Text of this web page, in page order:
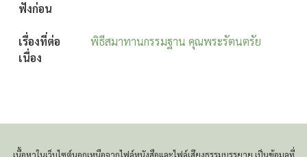
ฟังก่อน
เรื่องที่ต่อ
เนื่อง
พิธีสมาทานกรรมฐาน คุณพระรัตนตรัย
เนื้อหาในเว็บไซต์นอกเหนือจากไฟล์หนังสือและไฟล์เสียงธรรมบรรยาย เป็นข้อมูลที่